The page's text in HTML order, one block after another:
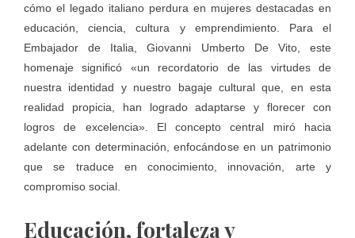
cómo el legado italiano perdura en mujeres destacadas en
educación, ciencia, cultura y emprendimiento. Para el
Embajador de Italia, Giovanni Umberto De Vito, este
homenaje significó «un recordatorio de las virtudes de
nuestra identidad y nuestro bagaje cultural que, en esta
realidad propicia, han logrado adaptarse y florecer con
logros de excelencia». El concepto central miró hacia
adelante con determinación, enfocándose en un patrimonio
que se traduce en conocimiento, innovación, arte y
compromiso social.
Educación, fortaleza y